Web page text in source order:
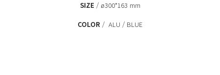
SIZE / ø300*163 mm
COLOR / ALU / BLUE